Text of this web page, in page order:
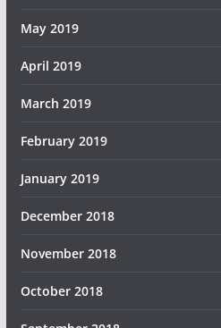
May 2019
April 2019
March 2019
February 2019
January 2019
December 2018
November 2018
October 2018